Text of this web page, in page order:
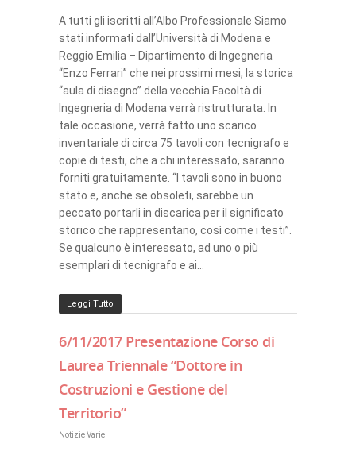
A tutti gli iscritti all’Albo Professionale Siamo
stati informati dall’Università di Modena e
Reggio Emilia – Dipartimento di Ingegneria
“Enzo Ferrari” che nei prossimi mesi, la storica
“aula di disegno” della vecchia Facoltà di
Ingegneria di Modena verrà ristrutturata. In
tale occasione, verrà fatto uno scarico
inventariale di circa 75 tavoli con tecnigrafo e
copie di testi, che a chi interessato, saranno
forniti gratuitamente. “I tavoli sono in buono
stato e, anche se obsoleti, sarebbe un
peccato portarli in discarica per il significato
storico che rappresentano, così come i testi”.
Se qualcuno è interessato, ad uno o più
esemplari di tecnigrafo e ai…
Leggi Tutto
6/11/2017 Presentazione Corso di
Laurea Triennale “Dottore in
Costruzioni e Gestione del
Territorio”
Notizie Varie